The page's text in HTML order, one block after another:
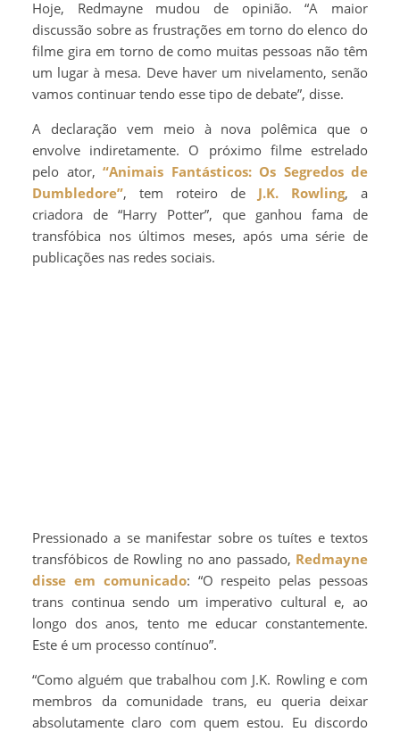
Hoje, Redmayne mudou de opinião. “A maior
discussão sobre as frustrações em torno do elenco do
filme gira em torno de como muitas pessoas não têm
um lugar à mesa. Deve haver um nivelamento, senão
vamos continuar tendo esse tipo de debate”, disse.
A declaração vem meio à nova polêmica que o
envolve indiretamente. O próximo filme estrelado
pelo ator, “Animais Fantásticos: Os Segredos de
Dumbledore”, tem roteiro de J.K. Rowling, a
criadora de “Harry Potter”, que ganhou fama de
transfóbica nos últimos meses, após uma série de
publicações nas redes sociais.
Pressionado a se manifestar sobre os tuítes e textos
transfóbicos de Rowling no ano passado, Redmayne
disse em comunicado: “O respeito pelas pessoas
trans continua sendo um imperativo cultural e, ao
longo dos anos, tento me educar constantemente.
Este é um processo contínuo”.
“Como alguém que trabalhou com J.K. Rowling e com
membros da comunidade trans, eu queria deixar
absolutamente claro com quem estou. Eu discordo